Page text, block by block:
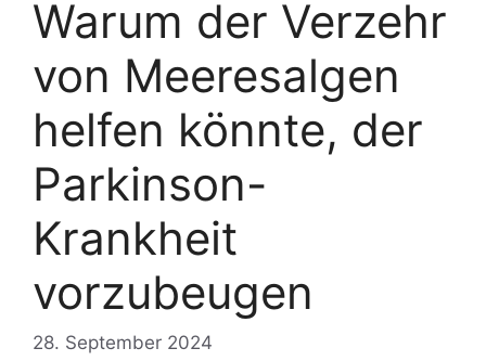
Warum der Verzehr
von Meeresalgen
helfen könnte, der
Parkinson-
Krankheit
vorzubeugen
28. September 2024